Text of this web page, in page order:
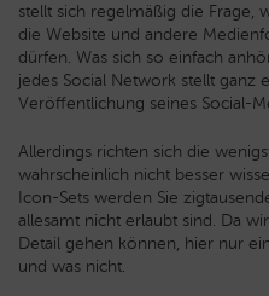
stellt sich regelmäßig die Frage,
die Website und andere
dürfen. Was sich so einfach
jedes Social Network stellt ganz
Veröffentlichung seines Social-
Allerdings richten sich die
wahrscheinlich nicht besser
Icon-Sets werden Sie
allesamt nicht erlaubt sind. Da
Detail gehen können, hier nur
und was nicht.